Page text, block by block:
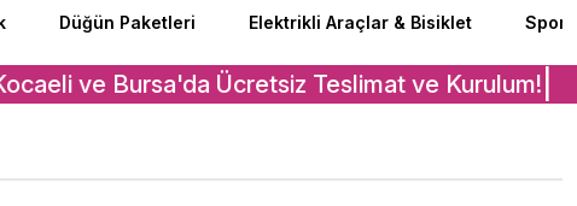
Düğün Paketleri Elektrikli Araçlar & Bisiklet Spor
ve Bursa'da Ücretsiz Teslimat ve Kurulum!